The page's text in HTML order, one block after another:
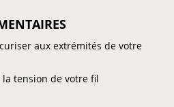
aux extrémités de votre
tension de votre fil